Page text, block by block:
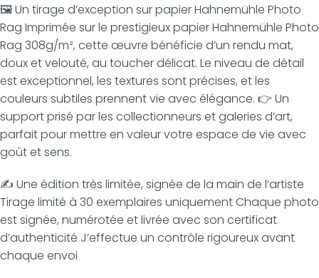
🖼️ Un tirage d’exception sur papier Hahnemühle Photo
Rag Imprimée sur le prestigieux papier Hahnemühle Photo
Rag 308g/m², cette œuvre bénéficie d’un rendu mat,
doux et velouté, au toucher délicat. Le niveau de détail
est exceptionnel, les textures sont précises, et les
couleurs subtiles prennent vie avec élégance. 👉 Un
support prisé par les collectionneurs et galeries d’art,
parfait pour mettre en valeur votre espace de vie avec
goût et sens.
✍️ Une édition très limitée, signée de la main de l’artiste
Tirage limité à 30 exemplaires uniquement Chaque photo
est signée, numérotée et livrée avec son certificat
d’authenticité J’effectue un contrôle rigoureux avant
chaque envoi